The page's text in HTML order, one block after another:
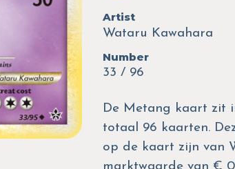
Artist
Wataru Kawahara
Number
33 / 96
De Metang kaart zit
totaal 96 kaarten.
op de kaart zijn van